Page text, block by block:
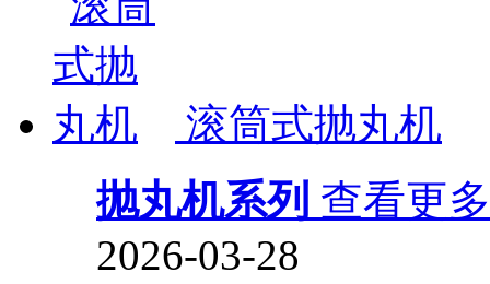
滚筒式抛丸机
抛丸机系列 查看更多
2026-03-28